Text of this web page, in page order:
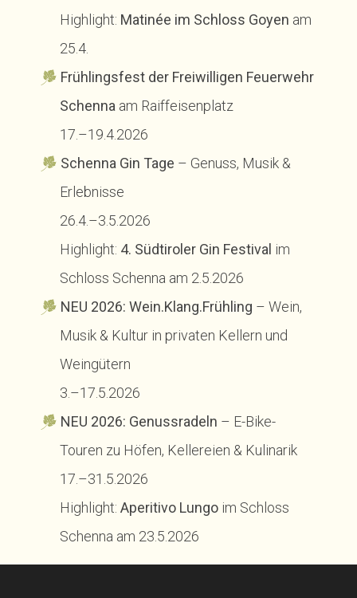
Highlight: Matinée im Schloss Goyen am
25.4.
Frühlingsfest der Freiwilligen Feuerwehr
Schenna am Raiffeisenplatz
17.–19.4.2026
Schenna Gin Tage – Genuss, Musik &
Erlebnisse
26.4.–3.5.2026
Highlight: 4. Südtiroler Gin Festival im
Schloss Schenna am 2.5.2026
NEU 2026: Wein.Klang.Frühling – Wein,
Musik & Kultur in privaten Kellern und
Weingütern
3.–17.5.2026
NEU 2026: Genussradeln – E-Bike-
Touren zu Höfen, Kellereien & Kulinarik
17.–31.5.2026
Highlight: Aperitivo Lungoim Schloss
Schenna am 23.5.2026